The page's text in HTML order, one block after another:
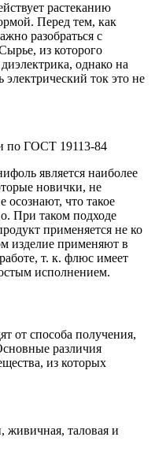
растеканию
Перед тем, как
разобраться с
из которого
однако на
электрический ток это не
по ГОСТ 19113-84
является наиболее
новички, не
что такое
При таком подходе
применяется не ко
изделие применяют в
т. к. флюс имеет
исполнением.
от способа получения,
различия
из которых
живичная, таловая и